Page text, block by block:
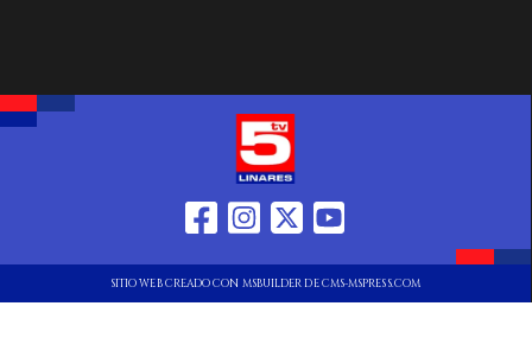
SITIO WEB CREADO CON MSBUILDER DE CMS-MSPRESS.COM